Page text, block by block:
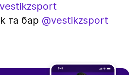
та бар @vestikzsport